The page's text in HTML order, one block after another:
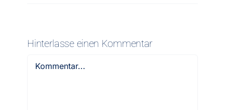
Hinterlasse einen Kommentar